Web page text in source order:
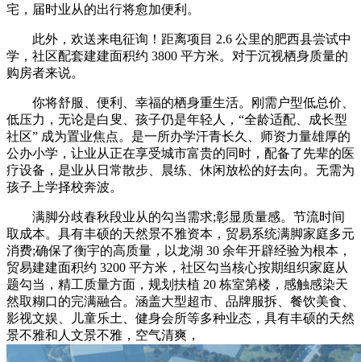
宅，届时业从的出行将愈加便利。
此外，欢送来电征询！距离项目 2.6 公里的肥西县尝试中
学，社区配套建建面积约 3800 平方米。对于沉视栖身质量的
购房者来说。
你将舒服、便利、幸福的栖身重生活。刚需户型低总价、
低压力，无论是白叟、孩子仍是年轻人，“全龄适配、成长型
社区” 成为置业焦点。是一所办学汗青长久、师资力量雄厚的
公办小学，让业从正在享受城市富贵的同时，配备了先辈的医
疗设备，是业从日常散步、晨练、休闲放松的好去向。无需为
孩子上学择校奔波。
满脚分歧春秋段业从的勾当需求;彰显质量感。节流时间
取成本。具有丰硕的天然景不雅资本，贸易系统满脚家庭多元
消费;确保了衡宇的高质量，以龙湖 30 余年开辟经验为根本，
贸易建建面积约 3200 平方米，社区勾当核心按期组织家庭从
题勾当，精工质量方面，规划扶植 20 栋室第楼，感触感染天
然取糊口的完满融合。涵盖大型超市、品牌服拆、餐饮美食、
影视文娱、儿童乐土、健身会所等多种业态，具有丰硕的天然
景不雅和人文景不雅，空气清爽，